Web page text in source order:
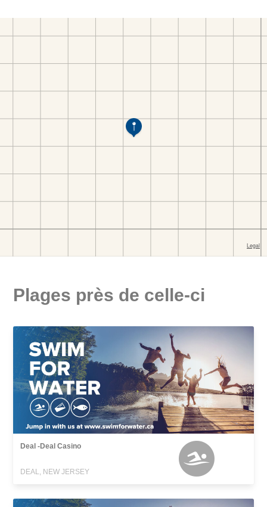
Plages près de celle-ci
Deal -Deal Casino
DEAL, NEW JERSEY